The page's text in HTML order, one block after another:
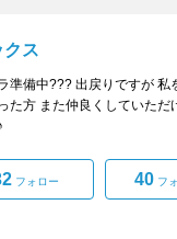
クス
準備中??? 出戻りですが 私
た方 また仲良くしていただ
フォロー 40 フ